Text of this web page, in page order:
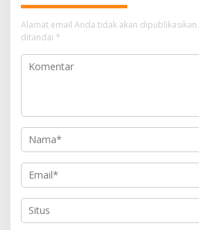
Alamat email Anda tidak akan dipublikasikan.
ditandai *